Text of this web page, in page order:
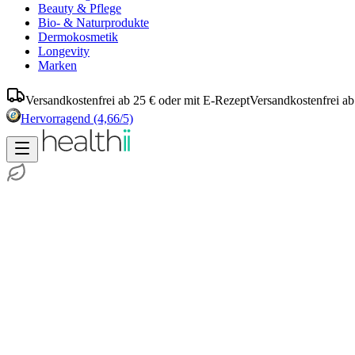
Beauty & Pflege
Bio- & Naturprodukte
Dermokosmetik
Longevity
Marken
Versandkostenfrei ab 25 € oder mit E-RezeptVersandkostenfrei
Hervorragend (4,66/5)